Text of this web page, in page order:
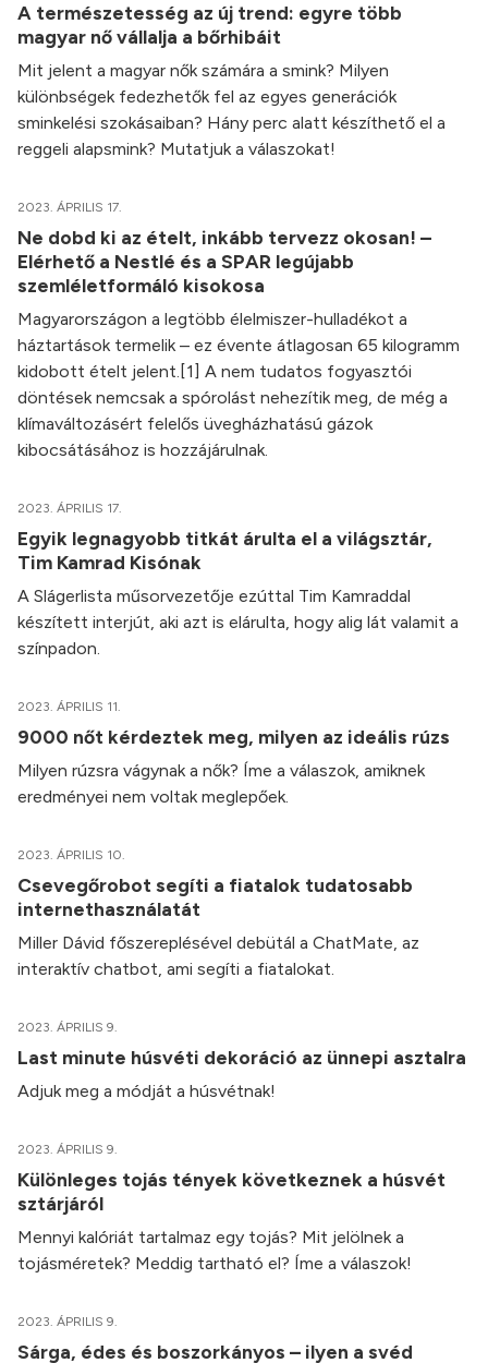
A természetesség az új trend: egyre több
magyar nő vállalja a bőrhibáit
Mit jelent a magyar nők számára a smink? Milyen
különbségek fedezhetők fel az egyes generációk
sminkelési szokásaiban? Hány perc alatt készíthető el a
reggeli alapsmink? Mutatjuk a válaszokat!
2023. ÁPRILIS 17.
Ne dobd ki az ételt, inkább tervezz okosan! –
Elérhető a Nestlé és a SPAR legújabb
szemléletformáló kisokosa
Magyarországon a legtöbb élelmiszer-hulladékot a
háztartások termelik – ez évente átlagosan 65 kilogramm
kidobott ételt jelent.[1] A nem tudatos fogyasztói
döntések nemcsak a spórolást nehezítik meg, de még a
klímaváltozásért felelős üvegházhatású gázok
kibocsátásához is hozzájárulnak.
2023. ÁPRILIS 17.
Egyik legnagyobb titkát árulta el a világsztár,
Tim Kamrad Kisónak
A Slágerlista műsorvezetője ezúttal Tim Kamraddal
készített interjút, aki azt is elárulta, hogy alig lát valamit a
színpadon.
2023. ÁPRILIS 11.
9000 nőt kérdeztek meg, milyen az ideális rúzs
Milyen rúzsra vágynak a nők? Íme a válaszok, amiknek
eredményei nem voltak meglepőek.
2023. ÁPRILIS 10.
Csevegőrobot segíti a fiatalok tudatosabb
internethasználatát
Miller Dávid főszereplésével debütál a ChatMate, az
interaktív chatbot, ami segíti a fiatalokat.
2023. ÁPRILIS 9.
Last minute húsvéti dekoráció az ünnepi asztalra
Adjuk meg a módját a húsvétnak!
2023. ÁPRILIS 9.
Különleges tojás tények következnek a húsvét
sztárjáról
Mennyi kalóriát tartalmaz egy tojás? Mit jelölnek a
tojásméretek? Meddig tartható el? Íme a válaszok!
2023. ÁPRILIS 9.
Sárga, édes és boszorkányos – ilyen a svéd